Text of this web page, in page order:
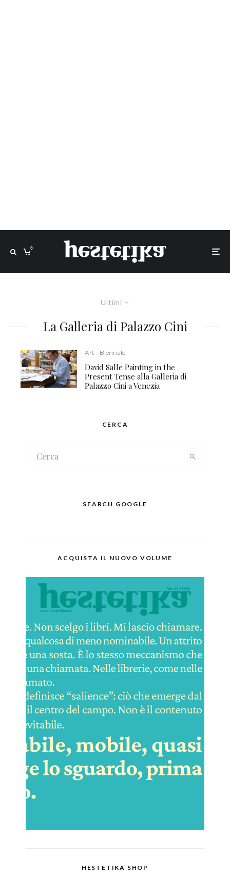
0
Ultimi
La Galleria di Palazzo Cini
Art Biennale
David Salle Painting in the
Present Tense alla Galleria di
Palazzo Cini a Venezia
CERCA
SEARCH GOOGLE
ACQUISTA IL NUOVO VOLUME
HESTETIKA SHOP